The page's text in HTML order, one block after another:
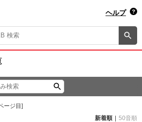
画
音
ヘルプ
ージ目]
新着順
50音順